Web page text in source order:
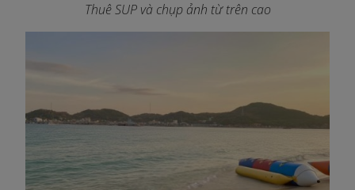
Thuê SUP và chụp ảnh từ trên cao